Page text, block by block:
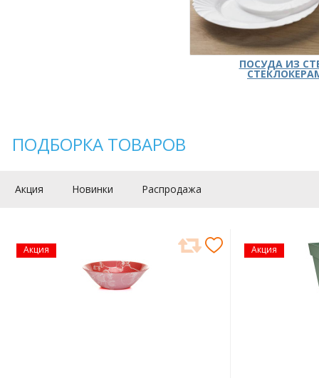
ПОСУДА ИЗ
ПОДБОРКА ТОВАРОВ
Акция Новинки Распродажа
Акция Акция